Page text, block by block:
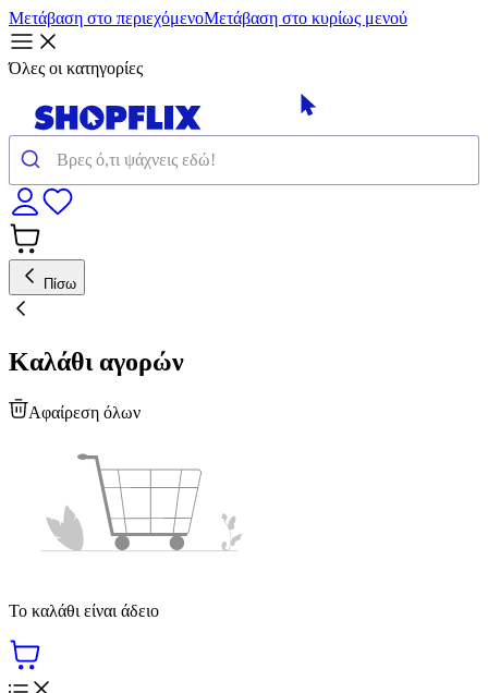
Μετάβαση στο περιεχόμενοΜετάβαση στο κυρίως μενού
Όλες οι κατηγορίες
Πίσω
Καλάθι αγορών
Αφαίρεση όλων
Το καλάθι είναι άδειο